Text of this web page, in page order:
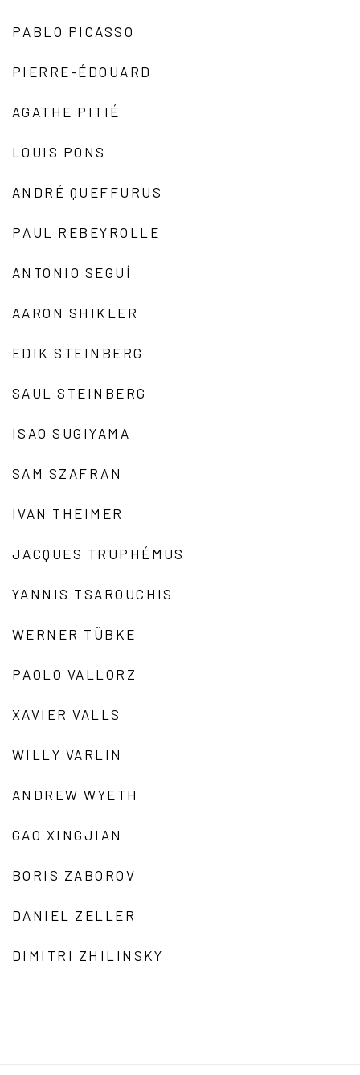
PABLO PICASSO
PIERRE-ÉDOUARD
AGATHE PITIÉ
LOUIS PONS
ANDRÉ QUEFFURUS
PAUL REBEYROLLE
ANTONIO SEGUÍ
AARON SHIKLER
EDIK STEINBERG
SAUL STEINBERG
ISAO SUGIYAMA
SAM SZAFRAN
IVAN THEIMER
JACQUES TRUPHÉMUS
YANNIS TSAROUCHIS
WERNER TÜBKE
PAOLO VALLORZ
XAVIER VALLS
WILLY VARLIN
ANDREW WYETH
GAO XINGJIAN
BORIS ZABOROV
DANIEL ZELLER
DIMITRI ZHILINSKY